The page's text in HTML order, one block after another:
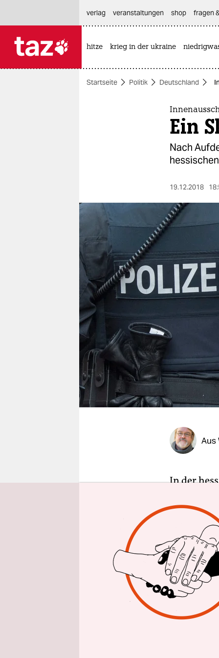
themen
berlin
nord
wahrheit
verlag
verlag
veranstaltungen
fragen & hilfe
unterstützen
abo
verlag
veranstaltungen shop fragen
hitze krieg in der ukraine
Startseite Politik Deutschland
Ein
Nach
19.12.2018
Aus
In der
bekannt.
Parolen,
gehörten
Peter
Landtag.
Nach
und